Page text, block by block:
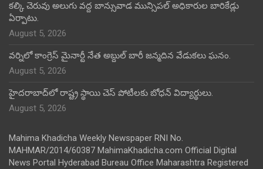
కల్కి చెరువు అలుగు వద్ద బాన్సువాడ మున్సిపల్ అధికారుల బారికేడ్లు
ఏర్పాటు.
August 5, 2026
వర్నిలో కాంగ్రెస్ మైనార్టీ నేత అబ్దుల్ బారీ జన్మదిన వేడుకలు ఘనం.
August 5, 2026
హైదరాబాద్‌లో రాష్ట్ర స్థాయి చెస్ పోటీలకు బోధన్ విద్యార్థులు.
August 5, 2026
Mahima Khadicha Weekly Newspaper RNI No.
MAHMAR/2014/60387 MahimaKhadicha.com Official Digital
News Portal Hyderabad Bureau Office Maharashtra Registered